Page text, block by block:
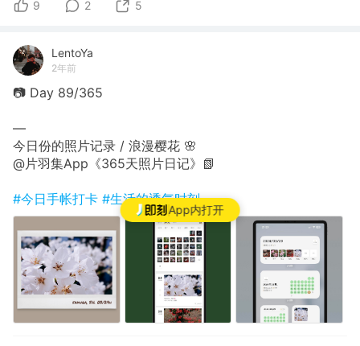
App内打开
9 2 5
LentoYa
2年前
📷 Day 89/365
—
今日份的照片记录 / 浪漫樱花 🌸
@片羽集App《365天照片日记》📗
#今日手帐打卡 #生活的透气时刻